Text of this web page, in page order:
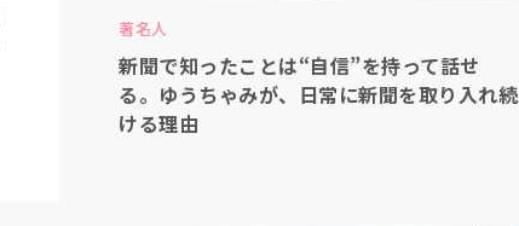
著名人
新聞で知ったことは“自信”を持って話せ
る。ゆうちゃみが、日常に新聞を取り入れ続
ける理由